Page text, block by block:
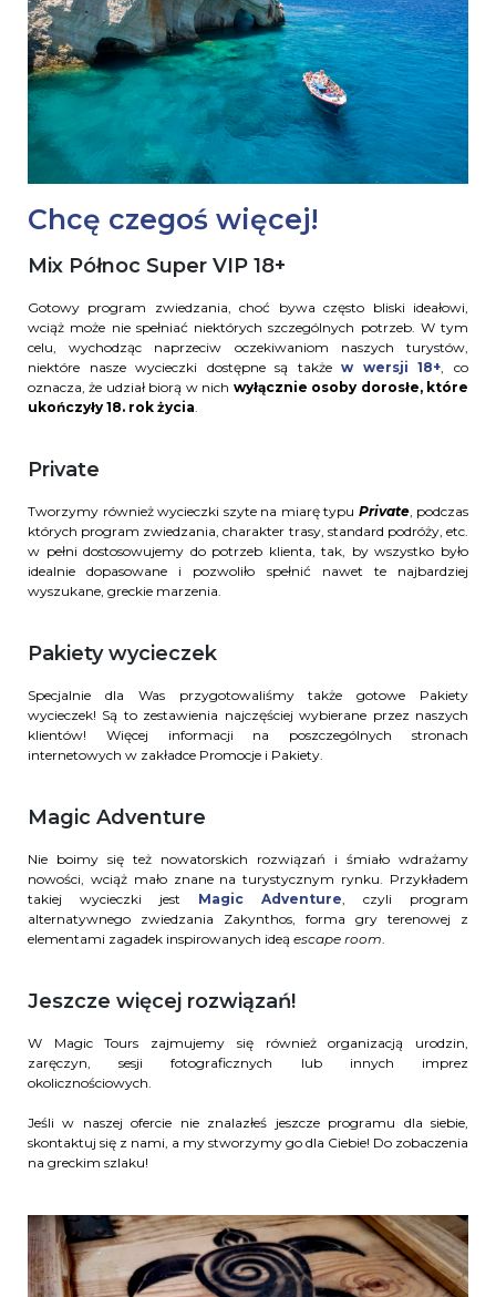
Chcę czegoś więcej!
Mix Północ Super VIP 18+
Gotowy program zwiedzania, choć bywa często bliski ideałowi,
wciąż może nie spełniać niektórych szczególnych potrzeb. W tym
celu, wychodząc naprzeciw oczekiwaniom naszych turystów,
niektóre nasze wycieczki dostępne są takżew wersji 18+, co
oznacza, że udział biorą w nich wyłącznie osoby dorosłe, które
ukończyły 18. rok życia.
Private
Tworzymy również wycieczki szyte na miarę typu Private, podczas
których program zwiedzania, charakter trasy, standard podróży, etc.
w pełni dostosowujemy do potrzeb klienta, tak, by wszystko było
idealnie dopasowane i pozwoliło spełnić nawet te najbardziej
wyszukane, greckie marzenia.
Pakiety wycieczek
Specjalnie dla Was przygotowaliśmy także gotowe Pakiety
wycieczek! Są to zestawienia najczęściej wybierane przez naszych
klientów! Więcej informacji na poszczególnych stronach
internetowych w zakładce Promocje i Pakiety.
Magic Adventure
Nie boimy się też nowatorskich rozwiązań i śmiało wdrażamy
nowości, wciąż mało znane na turystycznym rynku. Przykładem
takiej wycieczki jest Magic Adventure, czyli program
alternatywnego zwiedzania Zakynthos, forma gry terenowej z
elementami zagadek inspirowanych ideą escape room.
Jeszcze więcej rozwiązań!
W Magic Tours zajmujemy się również organizacją urodzin,
zaręczyn, sesji fotograficznych lub innych imprez
okolicznościowych.
Jeśli w naszej ofercie nie znalazłeś jeszcze programu dla siebie,
skontaktuj się z nami, a my stworzymy go dla Ciebie! Do zobaczenia
na greckim szlaku!